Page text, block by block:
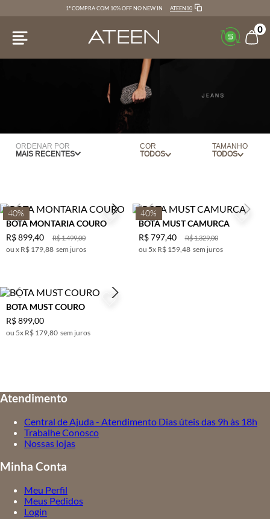
1ª COMPRA COM 10% OFF NO NEW IN ATEEN10
0
ORDENAR POR
MAIS RECENTES
COR TAMANHO
38
39
40%
BOTA MONTARIA COURO
R$1.499,00
R$899,40
x R$ 179,88 sem juros
40%
BOTA MUST CAMURCA
R$1.329,00
R$ 797,40
5x R$ 159,48 sem juros
BOTA MUST COURO
R$899,00
5x R$ 179,80 sem juros
Atendimento
Central de Ajuda - Atendimento Dias úteis das 9h às 18h
Trabalhe Conosco
Nossas lojas
Minha Conta
Meu Perfil
Meus Pedidos
Login